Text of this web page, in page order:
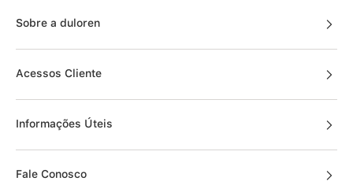
Sobre a duloren
Acessos Cliente
Informações Úteis
Fale Conosco